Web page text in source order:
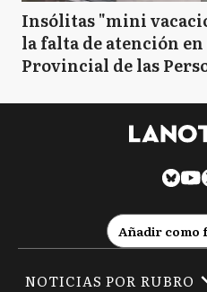
CS Capitán
CC Carlos
Carlos
CD
Insólitas "mini
la falta de atención
Provincial de las
Añadir como
NOTICIAS POR RUBRO